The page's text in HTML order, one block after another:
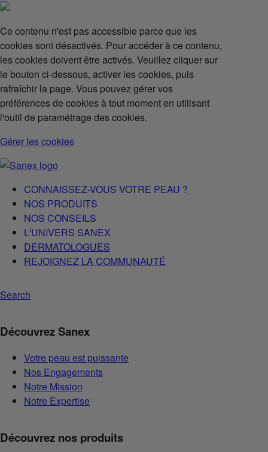
Ce contenu n'est pas accessible parce que les
cookies sont désactivés. Pour accéder à ce contenu,
les cookies doivent être activés. Veuillez cliquer sur
le bouton ci-dessous, activer les cookies, puis
rafraîchir la page. Vous pouvez gérer vos
préférences de cookies à tout moment en utilisant
l'outil de paramétrage des cookies.
Gérer les cookies
CONNAISSEZ-VOUS VOTRE PEAU ?
NOS PRODUITS
NOS CONSEILS
L'UNIVERS SANEX
DERMATOLOGUES
REJOIGNEZ LA COMMUNAUTÉ
Search
Découvrez Sanex
Votre peau est puissante
Nos Engagements
Notre Mission
Notre Expertise
Découvrez nos produits